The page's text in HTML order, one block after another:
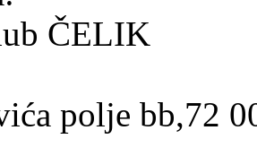
ČELIK
polje bb,72